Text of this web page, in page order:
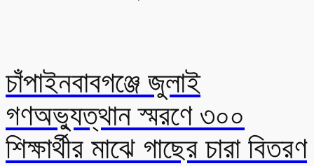
চাঁপাইনবাবগঞ্জে জুলাই
গণঅভ্যুত্থান স্মরণে ৩০০
শিক্ষার্থীর মাঝে গাছের চারা বিতরণ